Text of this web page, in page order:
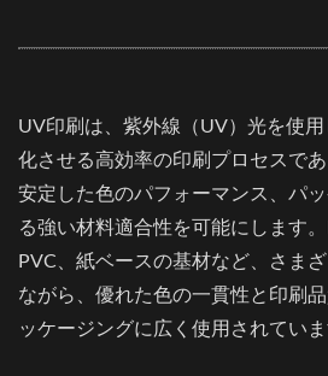
UV印刷は、紫外線（UV）光を使
化させる高効率の印刷プロセスで
安定した色のパフォーマンス、パ
る強い材料適合性を可能にします。
PVC、紙ベースの基材など、さま
ながら、優れた色の一貫性と印刷
ッケージングに広く使用されていま